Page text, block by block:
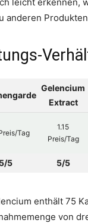
anderen
Gelencium
Extract
Tag
1.15
Preis/Tag
5/5 5/5
enthält 75
von